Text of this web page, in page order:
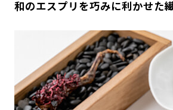
和のエスプリを巧みに利かせた